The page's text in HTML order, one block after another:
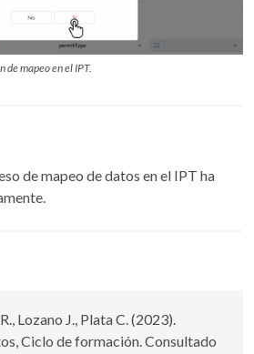
de mapeo en el IPT.
de mapeo de datos en el IPT ha
Lozano J., Plata C. (2023).
Ciclo de formación. Consultado